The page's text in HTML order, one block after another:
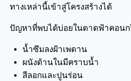
ทางเหล่านี้เข้าสู่โครงสร้างได้
ปัญหาที่พบได้บ่อยในดาดฟ้าคอนก
น้ำซึมลงฝ้าเพดาน
ผนังด้านในมีคราบน้ำ
สีลอกและปูนร่อน